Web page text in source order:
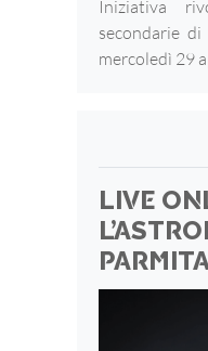
Iniziativa
secondarie
mercoledì 29
LIVE